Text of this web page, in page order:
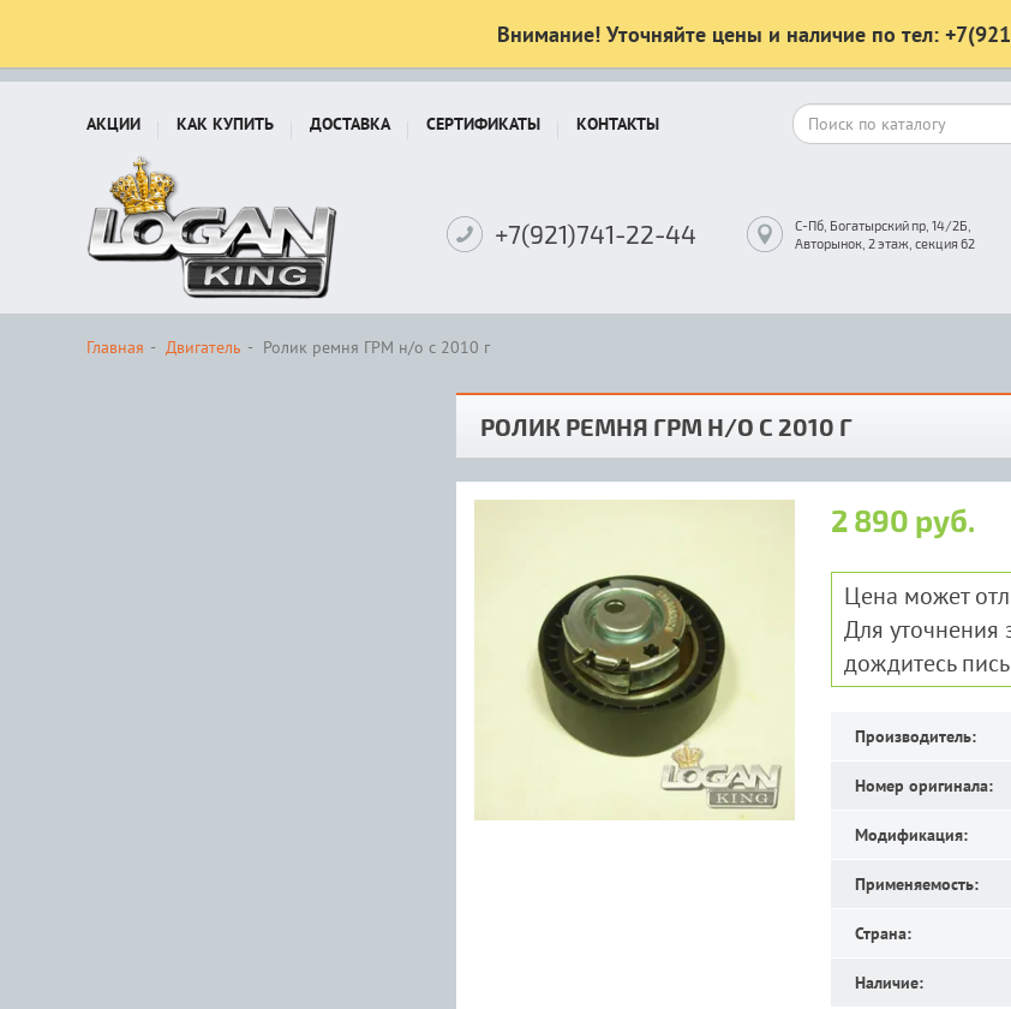
Внимание! Уточняйте цены и наличие по тел:
АКЦИИ КАК КУПИТЬ ДОСТАВКА СЕРТИФИКАТЫ КОНТАКТЫ
+7(921)741-22-44
С-Пб, Богатырский пр, 14/2Б,
Авторынок, 2 этаж, секция 62
Главная Двигатель Ролик ремня ГРМ н/о с 2010 г
РОЛИК РЕМНЯ ГРМ Н/О С 2010 Г
2 890 руб.
Цена может
Для уточнения
дождитесь
Производитель:
Номер оригинала:
Модификация:
Применяемость:
Страна:
Наличие: